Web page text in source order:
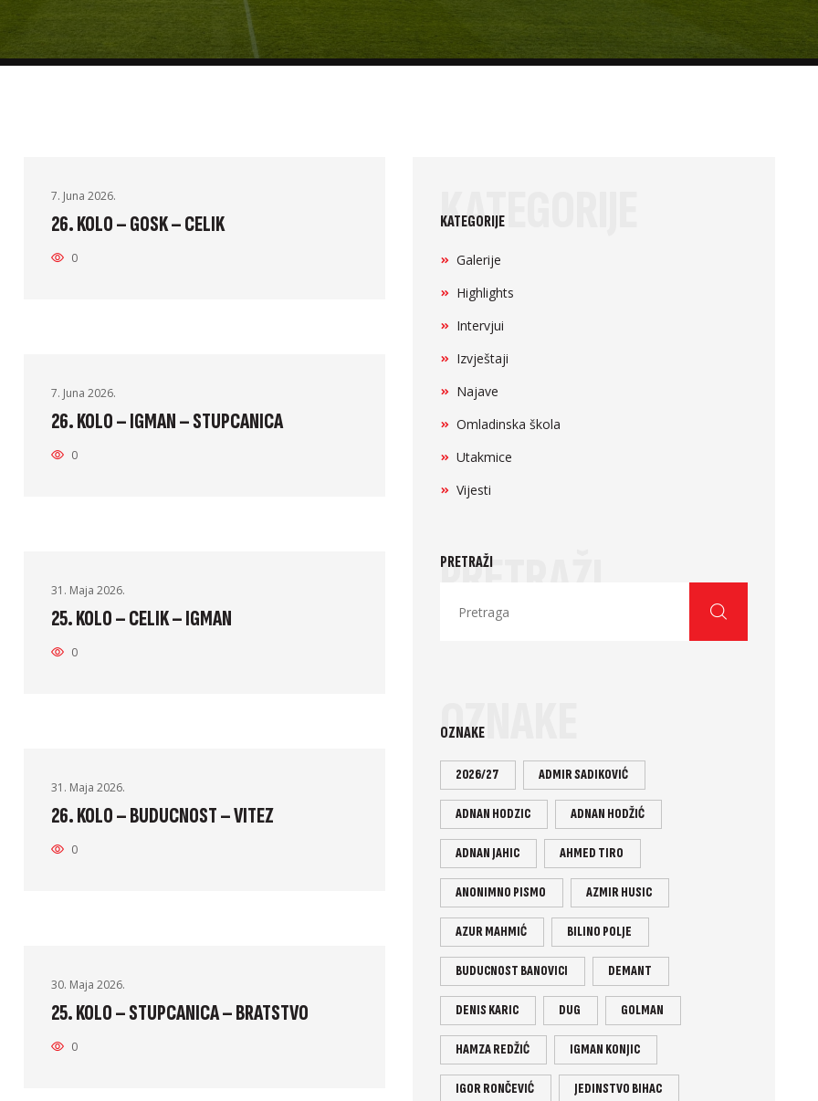
7. Juna 2026.
26. KOLO – GOSK – CELIK
0
7. Juna 2026.
26. KOLO – IGMAN – STUPCANICA
0
31. Maja 2026.
25. KOLO – CELIK – IGMAN
0
31. Maja 2026.
26. KOLO – BUDUCNOST – VITEZ
0
30. Maja 2026.
25. KOLO – STUPCANICA – BRATSTVO
0
KATEGORIJE
KATEGORIJE
Galerije
Highlights
Intervjui
Izvještaji
Najave
Omladinska škola
Utakmice
Vijesti
PRETRAŽI
PRETRAŽI
OZNAKE
OZNAKE
2026/27 ADMIR SADIKOVIĆ
ADNAN HODZIC ADNAN HODŽIĆ
ADNAN JAHIC AHMED TIRO
ANONIMNO PISMO AZMIR HUSIC
AZUR MAHMIĆ BILINO POLJE
BUDUCNOST BANOVICI DEMANT
DENIS KARIC DUG GOLMAN
HAMZA REDŽIĆ IGMAN KONJIC
IGOR RONČEVIĆ JEDINSTVO BIHAC